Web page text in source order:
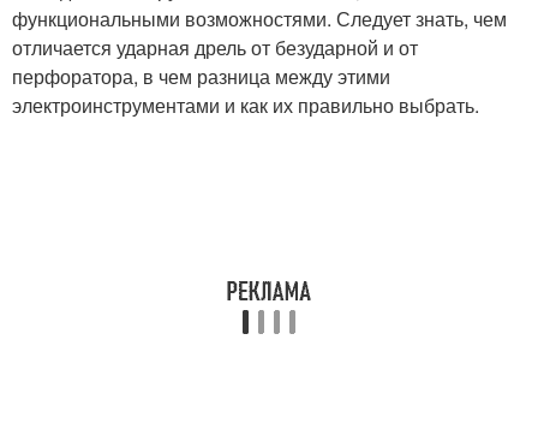
функциональными возможностями. Следует знать, чем
отличается ударная дрель от безударной и от
перфоратора, в чем разница между этими
электроинструментами и как их правильно выбрать.